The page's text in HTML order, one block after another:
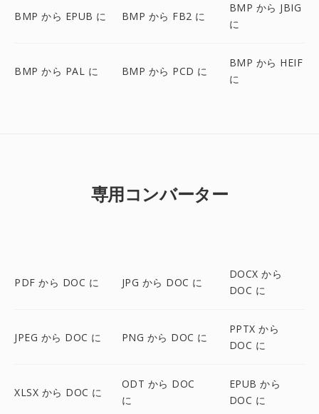
BMP から EPUB に BMP から FB2 に
BMP から JBIG
に
BMP から PAL に BMP から PCD に
BMP から HEIF
に
専用コンバーター
PDF から DOC に JPG から DOC に
DOCX から
DOC に
JPEG から DOC に PNG から DOC に
PPTX から
DOC に
XLSX から DOC に
ODT から DOC
に
EPUB から
DOC に